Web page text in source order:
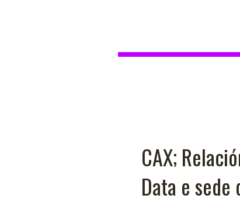
CAX;
Data e sede